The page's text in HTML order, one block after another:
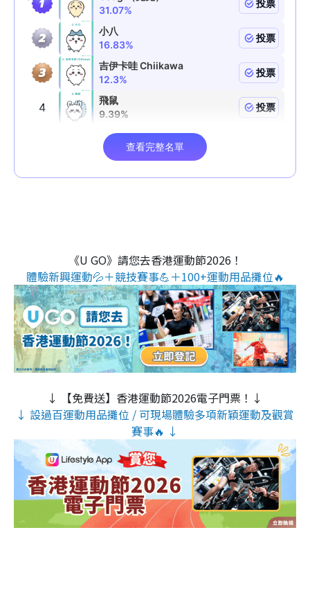
《U GO》請您去香港運動節2026！
體驗新興運動💦＋競技賽事💪＋100+運動用品攤位🔥
↓ 【免費送】香港運動節2026電子門票！↓
↓ 設過百運動用品攤位 / 可現場體驗多項新穎運動及觀賞
賽事🔥 ↓